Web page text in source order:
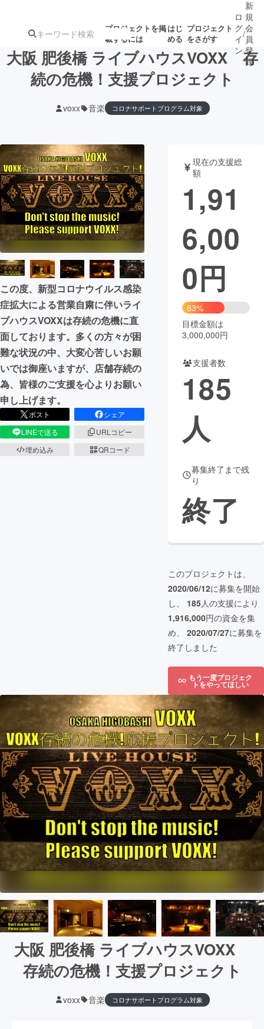
プロジェクトを掲
載するには
はじ
める
プロジェクト
をさがす
ターン
注目の新着プロ
ジェクト
募集終了が近いプ
ロジェクト
アート・写真 音楽
テクノロジー・ガジェット ゲーム・サ
映像・映画
ビジネス・起業
まちづくり・地域活性化
CAMPFIRE for Social Good
CAMPFIRE Creation
CAMPFIREふるさと納税machi-ya コミュニティ
ロ
グ
イ
ン
/
新
規
会
員
登
録
大阪 肥後橋 ライブハウスVOXX 存
続の危機！支援プロジェクト
voxx 音楽 コロナサポートプログラム対象
この度、新型コロナウイルス感染
症拡大による営業自粛に伴いライ
ブハウスVOXXは存続の危機に直
面しております。多くの方々が困
難な状況の中、大変心苦しいお願
いでは御座いますが、店舗存続の
為、皆様のご支援を心よりお願い
申し上げます。
ポスト
シェア
LINEで送る
URLコピー
埋め込み
QRコード
現在の支援総
額
1,91
6,00
0円
63%
目標金額は
3,000,000円
支援者数
185
人
募集終了まで残
り
終了
このプロジェクトは、
2020/06/12に募集を開始
し、 185人の支援により
1,916,000円の資金を集
め、 2020/07/27に募集を
終了しました
もう一度プロジェク
トをやってほしい
大阪 肥後橋 ライブハウスVOXX
存続の危機！支援プロジェクト
voxx 音楽 コロナサポートプログラム対象